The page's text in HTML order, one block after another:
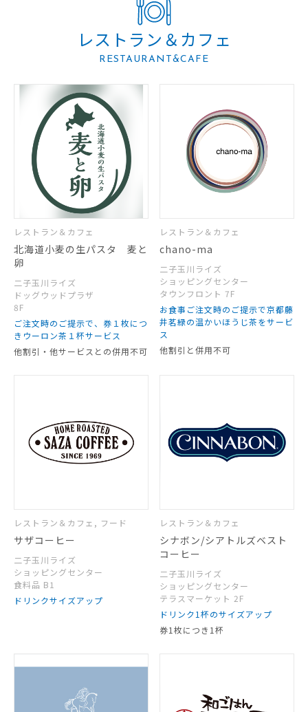
レストラン＆カフェ
RESTAURANT&CAFE
レストラン＆カフェ
北海道小麦の生パスタ 麦と
卵
二子玉川ライズ
ドッグウッドプラザ
8F
ご注文時のご提示で、券１枚につ
きウーロン茶１杯サービス
他割引・他サービスとの併用不可
レストラン＆カフェ
chano-ma
二子玉川ライズ
ショッピングセンター
タウンフロント 7F
お食事ご注文時のご提示で京都藤
井茗緑の温かいほうじ茶をサービ
ス
他割引と併用不可
レストラン＆カフェ, フード
サザコーヒー
二子玉川ライズ
ショッピングセンター
食料品 B1
ドリンクサイズアップ
レストラン＆カフェ
シナボン/シアトルズベスト
コーヒー
二子玉川ライズ
ショッピングセンター
テラスマーケット 2F
ドリンク1杯のサイズアップ
券1枚につき1杯